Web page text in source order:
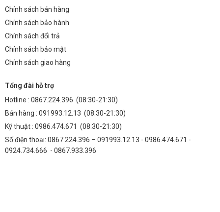
tản nhiệt tốt.
Công suất: 9W
Điện áp: 220V
Cấp độ bảo vệ: IP67
8. Câu hỏi thường gặp (FAQ)
1. Đèn hắt âm đất 9W vuông có dễ lắp đặt không?
Chính sách bán hàng
Chính sách bảo hành
Chính sách đổi trả
Chính sách bảo mật
Chính sách giao hàng
Tổng đài hỗ trợ
Hotline : 0867.224.396 (08:30-21:30)
Bán hàng : 091993.12.13 (08:30-21:30)
Kỹ thuật : 0986.474.671 (08:30-21:30)
Số điện thoại: 0867.224.396 – 091993.12.13 - 0986.474.671 -
0924.734.666 - 0867.933.396